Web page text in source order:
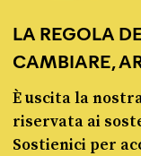
LA REGOLA
CAMBIARE,
È uscita la
riservata ai
Sostienici per